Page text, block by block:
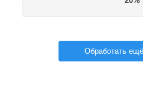
Обработать